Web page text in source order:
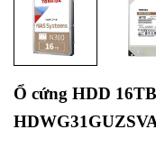
Ổ cứng HDD